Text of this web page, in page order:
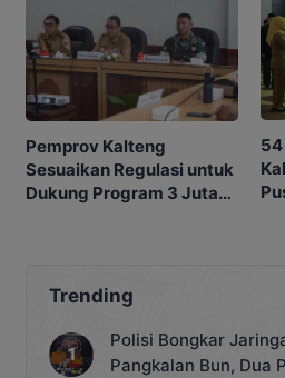
Pemprov Kalteng
Sesuaikan Regulasi untuk
Dukung Program 3 Juta
Trending
Polisi Bongkar
Pangkalan Bun, Dua